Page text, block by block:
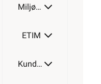
Miljøparametere
ETIM
Kundeomtale